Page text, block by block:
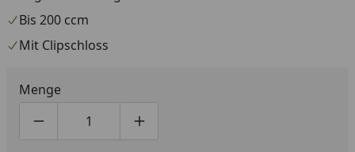
Bis 200 ccm
Mit Clipschloss
Menge
Produktmenge um eins verringern
Produktmenge manuell eingeben
Produktmenge um eins erhöhen